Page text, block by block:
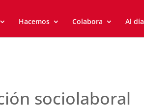
Hacemos Colabora Al día
sociolaboral